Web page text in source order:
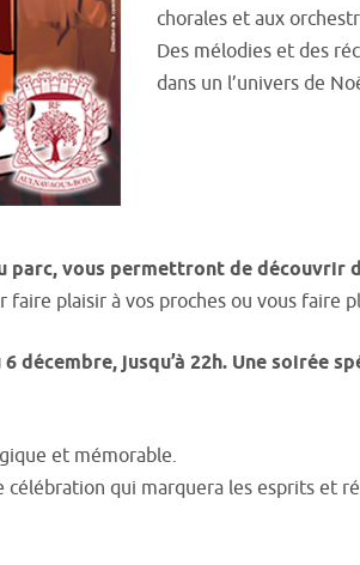
chorales et aux
Des mélodies et des
dans un l’univers de
vous permettront de découvrir
plaisir à vos proches ou vous faire
jusqu’à 22h. Une soirée
et mémorable.
qui marquera les esprits et